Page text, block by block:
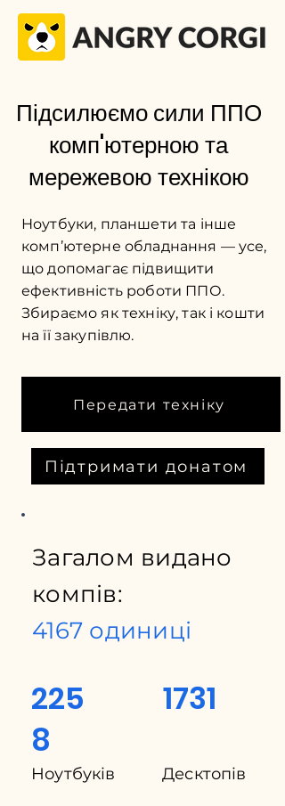
Підсилюємо сили ППО
комп'ютерною та
мережевою технікою
Ноутбуки, планшети та інше
комп’ютерне обладнання — усе,
що допомагає підвищити
ефективність роботи ППО.
Збираємо як техніку, так і кошти
на її закупівлю.
Передати техніку
Підтримати донатом
Загалом видано
компів:
4167 одиниці
225
8
Ноутбуків
1731
Десктопів